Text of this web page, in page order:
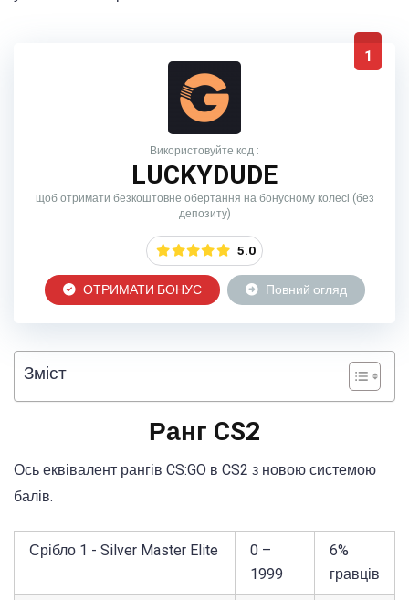
1
Використовуйте код :
LUCKYDUDE
щоб отримати безкоштовне обертання на бонусному колесі (без
депозиту)
5.0
ОТРИМАТИ БОНУС Повний огляд
Зміст
Ранг CS2
Ось еквівалент рангів CS:GO в CS2 з новою системою
балів.
Срібло 1 - Silver Master Elite
0 –
1999
6%
гравців